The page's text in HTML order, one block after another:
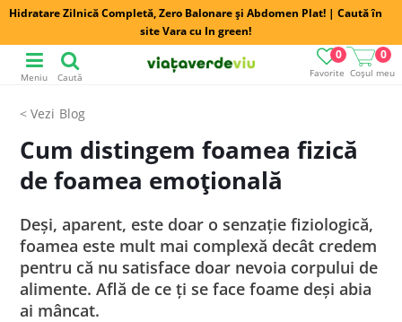
Hidratare Zilnică Completă, Zero Balonare și Abdomen Plat! | Caută în
site Vara cu In green!
Favorite
0
Coșul meu
0
Meniu Caută
Blog
Cum distingem foamea fizică
de foamea emoțională
Deși, aparent, este doar o senzație fiziologică,
foamea este mult mai complexă decât credem
pentru că nu satisface doar nevoia corpului de
alimente. Află de ce ți se face foame deși abia
ai mâncat.